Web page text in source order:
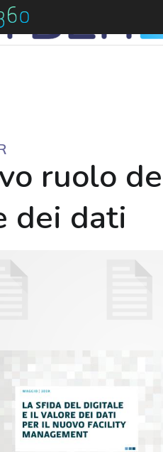
ruolo
dei dati